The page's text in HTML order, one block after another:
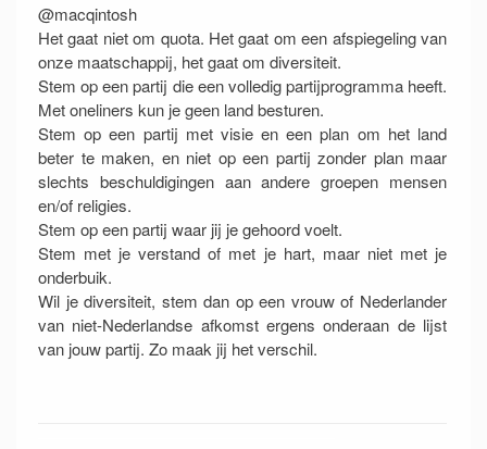
@macqintosh
Het gaat niet om quota. Het gaat om een afspiegeling van
onze maatschappij, het gaat om diversiteit.
Stem op een partij die een volledig partijprogramma heeft.
Met oneliners kun je geen land besturen.
Stem op een partij met visie en een plan om het land
beter te maken, en niet op een partij zonder plan maar
slechts beschuldigingen aan andere groepen mensen
en/of religies.
Stem op een partij waar jij je gehoord voelt.
Stem met je verstand of met je hart, maar niet met je
onderbuik.
Wil je diversiteit, stem dan op een vrouw of Nederlander
van niet-Nederlandse afkomst ergens onderaan de lijst
van jouw partij. Zo maak jij het verschil.